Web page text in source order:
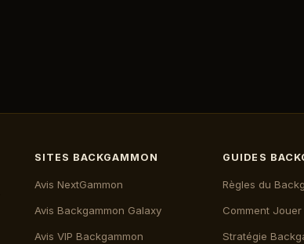
SITES BACKGAMMON
Avis NextGammon
Avis Backgammon Galaxy
Avis VIP Backgammon
GUIDES
Règles du
Comment Jouer
Stratégie